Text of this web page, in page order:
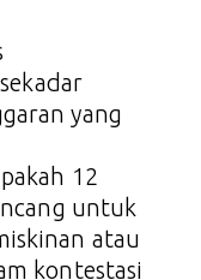
yang
12
untuk
atau
kontestasi